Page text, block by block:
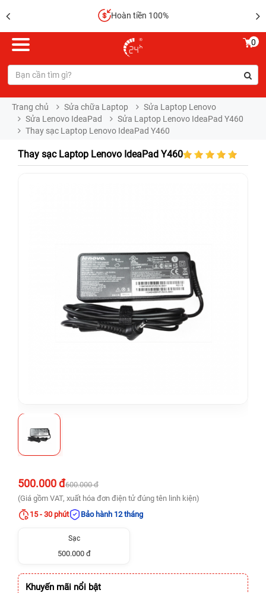
Hoàn tiền 100%
0
Trang chủ Sửa chữa Laptop
Sửa Laptop Lenovo
Sửa Lenovo IdeaPad
Sửa Laptop Lenovo IdeaPad Y460
Thay sạc Laptop Lenovo IdeaPad Y460
Thay sạc Laptop Lenovo IdeaPad Y460
500.000 đ600.000 đ
(Giá gồm VAT, xuất hóa đơn điện tử đúng tên linh kiện)
15 - 30 phút
Bảo hành 12 tháng
Sạc
500.000 đ
Khuyến mãi nổi bật